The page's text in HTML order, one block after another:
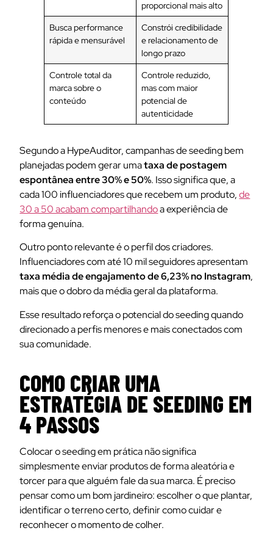
proporcional mais alto
Busca performance
rápida e mensurável
Constrói credibilidade
e relacionamento de
longo prazo
Controle total da
marca sobre o
conteúdo
Controle reduzido,
mas com maior
potencial de
autenticidade
Segundo a HypeAuditor, campanhas de seeding bem
planejadas podem gerar umataxa de postagem
espontânea entre 30% e 50%. Isso significa que, a
cada 100 influenciadores que recebem um produto,de
30 a 50 acabam compartilhandoa experiência de
forma genuína.
Outro ponto relevante é o perfil dos criadores.
Influenciadores com até 10 mil seguidores apresentam
taxa média de engajamento de 6,23% no Instagram,
mais que o dobro da média geral da plataforma.
Esse resultado reforça o potencial do seeding quando
direcionado a perfis menores e mais conectados com
sua comunidade.
COMO CRIAR UMA
ESTRATÉGIA DE SEEDING EM
4 PASSOS
Colocar o seeding em prática não significa
simplesmente enviar produtos de forma aleatória e
torcer para que alguém fale da sua marca. É preciso
pensar como um bom jardineiro: escolher o que plantar,
identificar o terreno certo, definir como cuidar e
reconhecer o momento de colher.